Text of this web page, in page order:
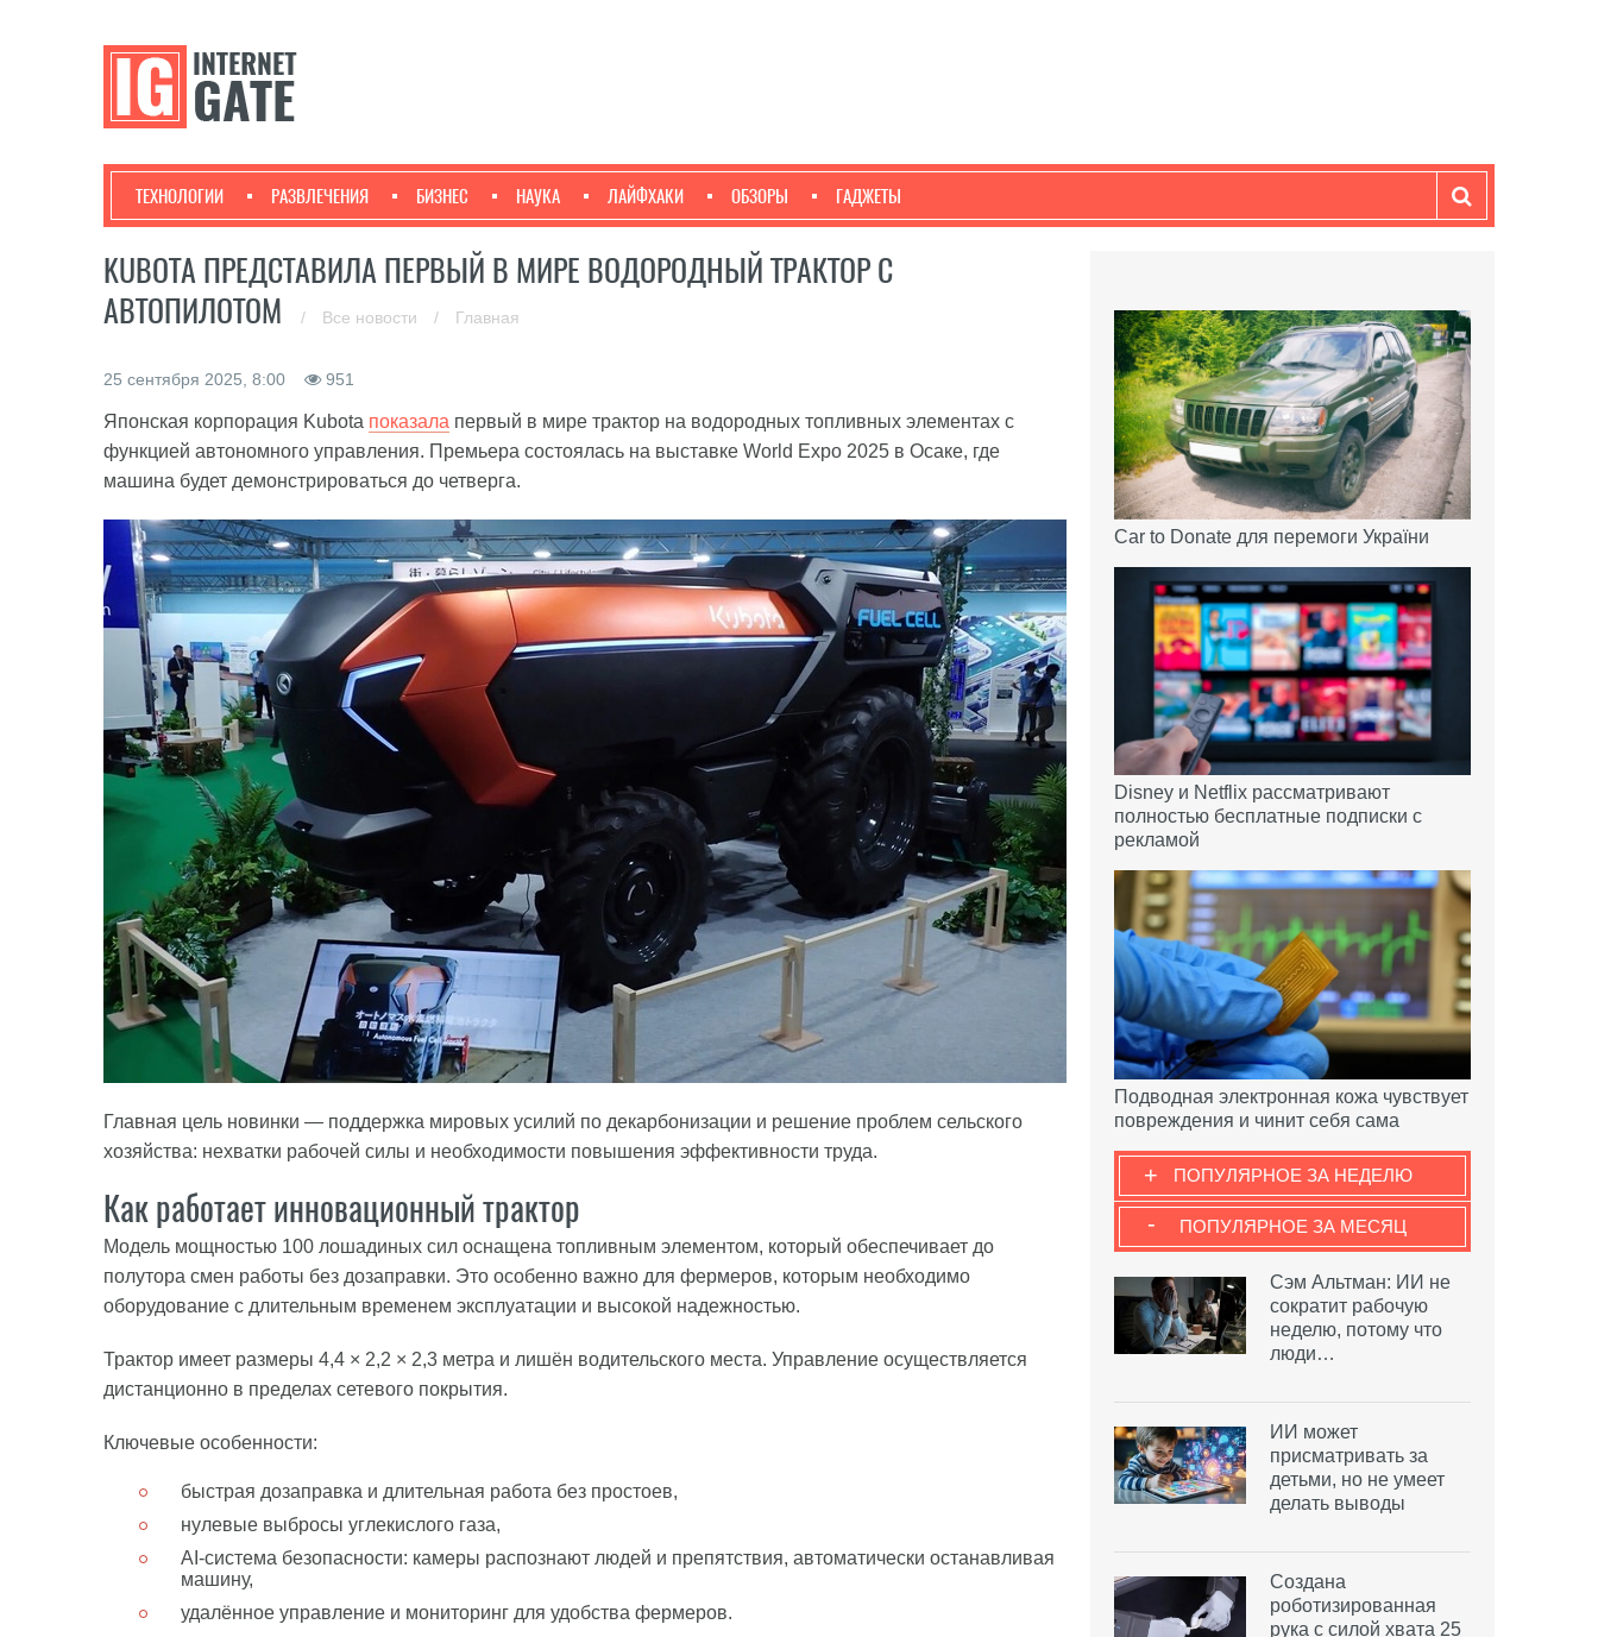
ТЕХНОЛОГИИ РАЗВЛЕЧЕНИЯ БИЗНЕС НАУКА ЛАЙФХАКИ ОБЗОРЫ ГАДЖЕТЫ
KUBOTA ПРЕДСТАВИЛА ПЕРВЫЙ В МИРЕ ВОДОРОДНЫЙ ТРАКТОР С
АВТОПИЛОТОМ
/ Все новости / Главная
25 сентября 2025, 8:00 951
Японская корпорация Kubota показала первый в мире трактор на водородных топливных элементах с
функцией автономного управления. Премьера состоялась на выставке World Expo 2025 в Осаке, где
машина будет демонстрироваться до четверга.
Главная цель новинки — поддержка мировых усилий по декарбонизации и решение проблем сельского
хозяйства: нехватки рабочей силы и необходимости повышения эффективности труда.
Как работает инновационный трактор
Модель мощностью 100 лошадиных сил оснащена топливным элементом, который обеспечивает до
полутора смен работы без дозаправки. Это особенно важно для фермеров, которым необходимо
оборудование с длительным временем эксплуатации и высокой надежностью.
Трактор имеет размеры 4,4 × 2,2 × 2,3 метра и лишён водительского места. Управление осуществляется
дистанционно в пределах сетевого покрытия.
Ключевые особенности:
быстрая дозаправка и длительная работа без простоев,
нулевые выбросы углекислого газа,
AI-система безопасности: камеры распознают людей и препятствия, автоматически останавливая
машину,
удалённое управление и мониторинг для удобства фермеров.
Car to Donate для перемоги України
Disney и Netflix рассматривают
полностью бесплатные подписки с
рекламой
Подводная электронная кожа чувствует
повреждения и чинит себя сама
ПОПУЛЯРНОЕ ЗА НЕДЕЛЮ
+
ПОПУЛЯРНОЕ ЗА МЕСЯЦ
-
Сэм Альтман: ИИ не
сократит рабочую
неделю, потому что
люди…
ИИ может
присматривать за
детьми, но не умеет
делать выводы
Создана
роботизированная
рука с силой хвата 25